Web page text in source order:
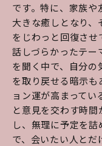
です。特に、家族
大きな癒しとなり
をじわっと回復さ
話しづらかったテー
を聞く中で、自分
を取り戻せる暗示
ョン運が高まって
と意見を交わす時
し、無理に予定を
で、会いたい人と